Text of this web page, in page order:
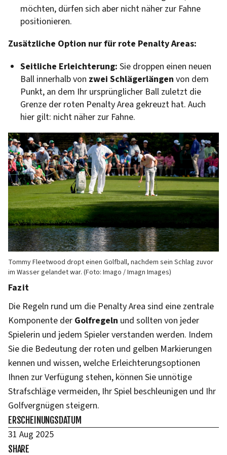
möchten, dürfen sich aber nicht näher zur Fahne
positionieren.
Zusätzliche Option nur für rote Penalty Areas:
Seitliche Erleichterung: Sie droppen einen neuen
Ball innerhalb von zwei Schlägerlängen von dem
Punkt, an dem Ihr ursprünglicher Ball zuletzt die
Grenze der roten Penalty Area gekreuzt hat. Auch
hier gilt: nicht näher zur Fahne.
Tommy Fleetwood dropt einen Golfball, nachdem sein Schlag zuvor
im Wasser gelandet war. (Foto: Imago / Imagn Images)
Fazit
Die Regeln rund um die Penalty Area sind eine zentrale
Komponente der Golfregeln und sollten von jeder
Spielerin und jedem Spieler verstanden werden. Indem
Sie die Bedeutung der roten und gelben Markierungen
kennen und wissen, welche Erleichterungsoptionen
Ihnen zur Verfügung stehen, können Sie unnötige
Strafschläge vermeiden, Ihr Spiel beschleunigen und Ihr
Golfvergnügen steigern.
ERSCHEINUNGSDATUM
31 Aug 2025
SHARE